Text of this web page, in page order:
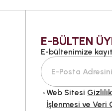
E-BÜLTEN
E-bültenimize
Web Sitesi
İşlenmesi ve Veri